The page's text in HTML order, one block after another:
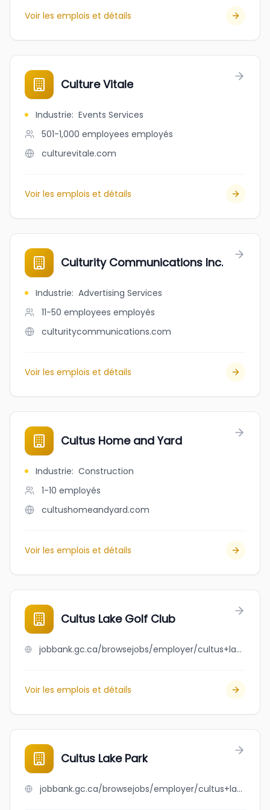
Voir les emplois et détails
Culture Vitale
Industrie: Events Services
501-1,000 employees employés
culturevitale.com
Voir les emplois et détails
Culturity Communications Inc.
Industrie: Advertising Services
11-50 employees employés
culturitycommunications.com
Voir les emplois et détails
Cultus Home and Yard
Industrie: Construction
1-10 employés
cultushomeandyard.com
Voir les emplois et détails
Cultus Lake Golf Club
jobbank.gc.ca/browsejobs/employer/cultus+lake+golf+club/ca
Voir les emplois et détails
Cultus Lake Park
jobbank.gc.ca/browsejobs/employer/cultus+lake+park/ca